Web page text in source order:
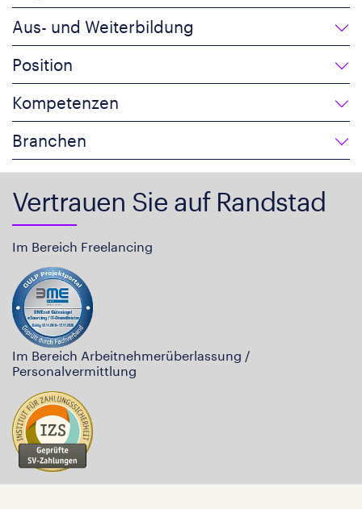
Aus- und Weiterbildung
Position
Kompetenzen
Branchen
Vertrauen Sie auf Randstad
Im Bereich Freelancing
Im Bereich Arbeitnehmerüberlassung /
Personalvermittlung